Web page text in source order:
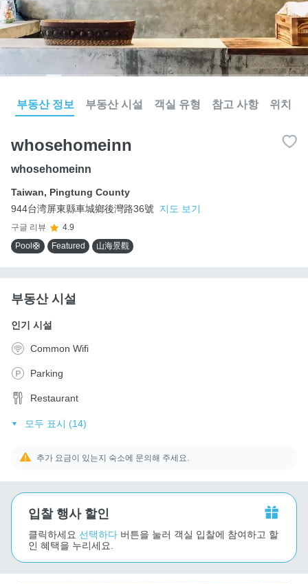
부동산 정보 부동산 시설 객실 유형 참고 사항 위치
whosehomeinn
whosehomeinn
Taiwan, Pingtung County
944台湾屏東縣車城鄉後灣路36號
지도 보기
구글 리뷰
4.9
Pool🛟
Featured 山海景觀
부동산 시설
인기 시설
Common Wifi
Parking
Restaurant
모두 표시 (14)
추가 요금이 있는지 숙소에 문의해 주세요.
입찰 행사 할인
클릭하세요 선택하다 버튼을 눌러 객실 입찰에 참여하고 할
인 혜택을 누리세요.